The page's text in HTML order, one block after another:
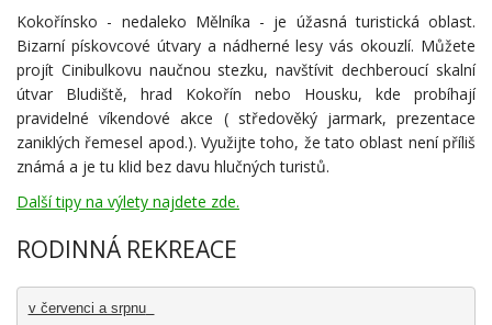
Kokořínsko - nedaleko Mělníka - je úžasná turistická oblast.
Bizarní pískovcové útvary a nádherné lesy vás okouzlí. Můžete
projít Cinibulkovu naučnou stezku, navštívit dechberoucí skalní
útvar Bludiště, hrad Kokořín nebo Housku, kde probíhají
pravidelné víkendové akce ( středověký jarmark, prezentace
zaniklých řemesel apod.). Využijte toho, že tato oblast není příliš
známá a je tu klid bez davu hlučných turistů.
Další tipy na výlety najdete zde.
RODINNÁ REKREACE
v červenci a srpnu